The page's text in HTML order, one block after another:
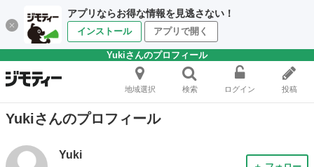
アプリならお得な情報を見逃さない！
インストール アプリで開く
Yukiさんのプロフィール
地域選択 検索 ログイン 投稿
Yukiさんのプロフィール
Yuki